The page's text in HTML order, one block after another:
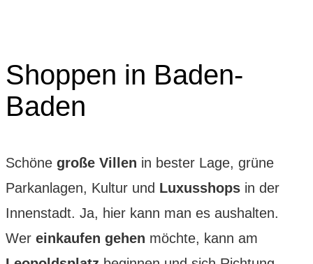
Shoppen in Baden-
Baden
Schöne große Villen in bester Lage, grüne
Parkanlagen, Kultur und Luxusshops in der
Innenstadt. Ja, hier kann man es aushalten.
Wer einkaufen gehen möchte, kann am